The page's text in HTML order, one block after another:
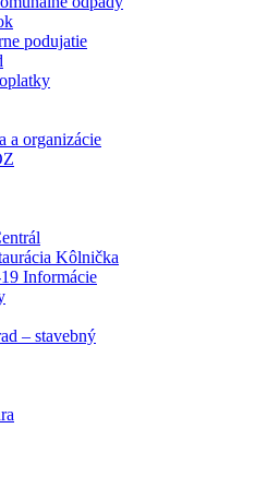
podujatie
a organizácie
Kôlnička
Informácie
– stavebný